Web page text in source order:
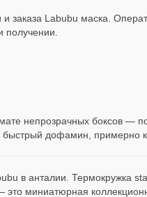
заказа Labubu маска.
получении.
непрозрачных боксов —
быстрый дофамин, примерно
в анталии. Термокружка
миниатюрная